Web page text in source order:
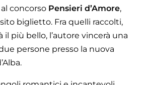
concorso Pensieri d’Amore,
biglietto. Fra quelli raccolti,
il più bello, l’autore vincerà una
persone presso la nuova